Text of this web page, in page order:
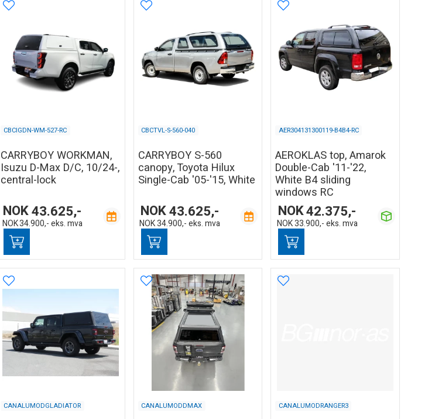
CBCIGDN-WM-527-RC
CARRYBOY WORKMAN,
Isuzu D-Max D/C, 10/24-,
central-lock
NOK43.625,-
NOK34.900,- eks. mva
CBCTVL-S-560-040
CARRYBOY S-560
canopy, Toyota Hilux
Single-Cab '05-'15, White
NOK43.625,-
NOK34.900,-eks. mva
AER304131300119-B4B4-RC
AEROKLAS top, Amarok
Double-Cab '11-'22,
White B4 sliding
windows RC
NOK42.375,-
NOK33.900,-eks. mva
CANALUMODGLADIATOR CANALUMODDMAX CANALUMODRANGER3